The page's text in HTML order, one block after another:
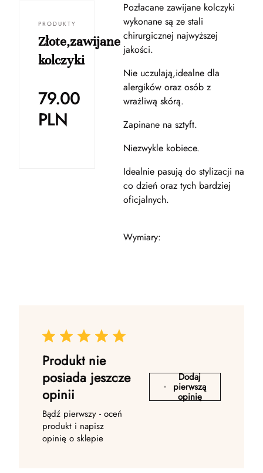
PRODUKTY
Złote,zawijane
kolczyki
79.00
PLN
Pozłacane zawijane kolczyki
wykonane są ze stali
chirurgicznej najwyższej
jakości.
Nie uczulają,idealne dla
alergików oraz osób z
wrażliwą skórą.
Zapinane na sztyft.
Niezwykle kobiece.
Idealnie pasują do stylizacji na
co dzień oraz tych bardziej
oficjalnych.
Wymiary:
Produkt nie
posiada jeszcze
opinii
Bądź pierwszy - oceń
produkt i napisz
opinię o sklepie
Dodaj
pierwszą
opinię